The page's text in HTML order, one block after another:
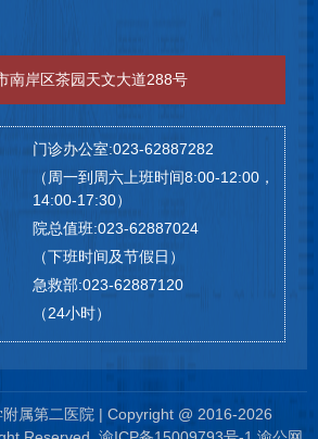
南岸区茶园天文大道288号
门诊办公室:023-62887282
（周一到周六上班时间8:00-12:00，
14:00-17:30）
院总值班:023-62887024
（下班时间及节假日）
急救部:023-62887120
（24小时）
属第二医院 | Copyright @ 2016-2026